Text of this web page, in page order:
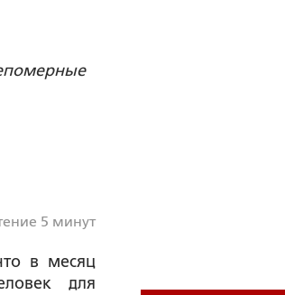
5 минут
в месяц
для